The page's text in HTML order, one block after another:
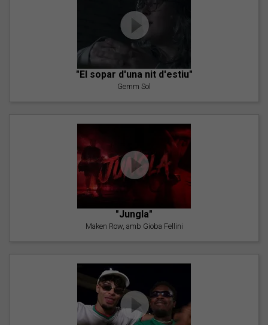
"El sopar d'una nit d'estiu"
Gemm Sol
"Jungla"
Maken Row, amb Gioba Fellini